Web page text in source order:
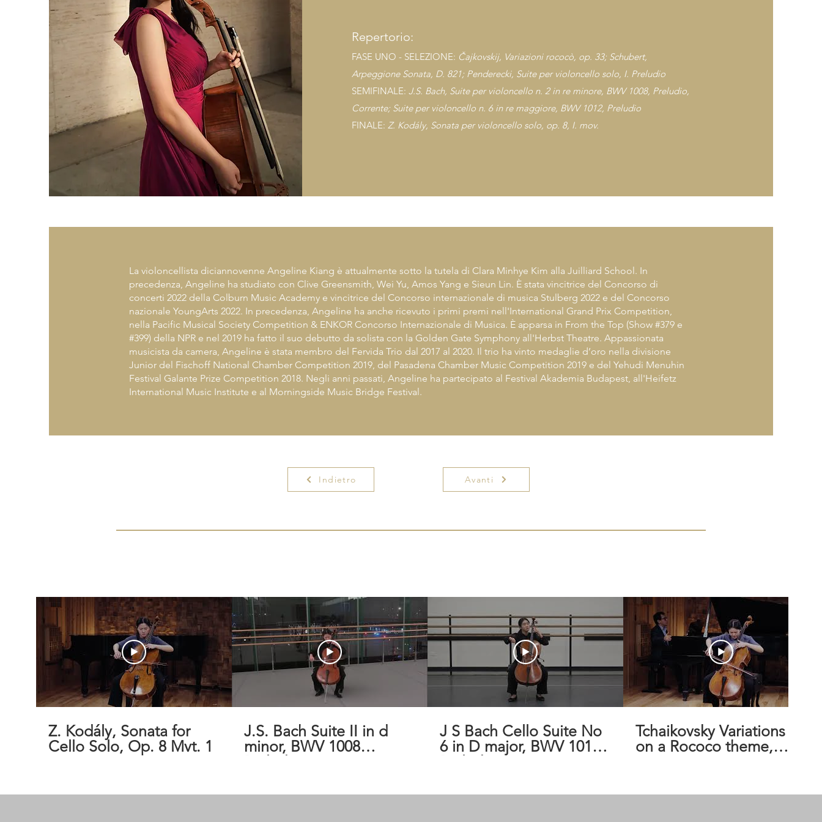
Repertorio:
FASE UNO - SELEZIONE: Čajkovskij, Variazioni rococò, op. 33; Schubert,
Arpeggione Sonata, D. 821; Penderecki, Suite per violoncello solo, I. Preludio
SEMIFINALE: J.S. Bach, Suite per violoncello n. 2 in re minore, BWV 1008, Preludio,
Corrente; Suite per violoncello n. 6 in re maggiore, BWV 1012, Preludio
FINALE: Z. Kodály, Sonata per violoncello solo, op. 8, I. mov.
La violoncellista diciannovenne Angeline Kiang è attualmente sotto la tutela di Clara Minhye Kim alla Juilliard School. In
precedenza, Angeline ha studiato con Clive Greensmith, Wei Yu, Amos Yang e Sieun Lin. È stata vincitrice del Concorso di
concerti 2022 della Colburn Music Academy e vincitrice del Concorso internazionale di musica Stulberg 2022 e del Concorso
nazionale YoungArts 2022. In precedenza, Angeline ha anche ricevuto i primi premi nell'International Grand Prix Competition,
nella Pacific Musical Society Competition & ENKOR Concorso Internazionale di Musica. È apparsa in From the Top (Show #379 e
#399) della NPR e nel 2019 ha fatto il suo debutto da solista con la Golden Gate Symphony all'Herbst Theatre. Appassionata
musicista da camera, Angeline è stata membro del Fervida Trio dal 2017 al 2020. Il trio ha vinto medaglie d’oro nella divisione
Junior del Fischoff National Chamber Competition 2019, del Pasadena Chamber Music Competition 2019 e del Yehudi Menuhin
Festival Galante Prize Competition 2018. Negli anni passati, Angeline ha partecipato al Festival Akademia Budapest, all'Heifetz
International Music Institute e al Morningside Music Bridge Festival.
Indietro Avanti
Z. Kodály, Sonata for
Cello Solo, Op. 8 Mvt. 1
J.S. Bach Suite II in d
minor, BWV 1008
Prelude & Courante
J S Bach Cello Suite No
6 in D major, BWV 1012
Prelude
Tchaikovsky Variations
on a Rococo theme,